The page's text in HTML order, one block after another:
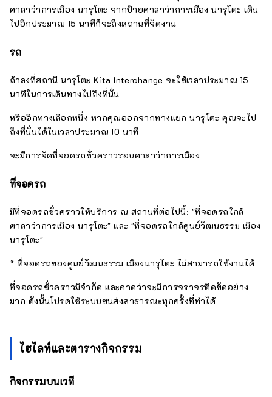
ศาลาว่าการเมือง นารุโตะ จากป้ายศาลาว่าการเมือง นารุโตะ เดิน
ไปอีกประมาณ 15 นาทีก็จะถึงสถานที่จัดงาน
รถ
ถ้าลงที่สถานี นารุโตะ Kita Interchange จะใช้เวลาประมาณ 15
นาทีในการเดินทางไปถึงที่นั่น
หรืออีกทางเลือกหนึ่ง หากคุณออกจากทางแยก นารุโตะ คุณจะไป
ถึงที่นั่นได้ในเวลาประมาณ 10 นาที
จะมีการจัดที่จอดรถชั่วคราวรอบศาลาว่าการเมือง
ที่จอดรถ
มีที่จอดรถชั่วคราวให้บริการ ณ สถานที่ต่อไปนี้: "ที่จอดรถใกล้
ศาลาว่าการเมือง นารุโตะ" และ "ที่จอดรถใกล้ศูนย์วัฒนธรรม เมือง
นารุโตะ"
* ที่จอดรถของศูนย์วัฒนธรรม เมืองนารุโตะ ไม่สามารถใช้งานได้
ที่จอดรถชั่วคราวมีจำกัด และคาดว่าจะมีการจราจรติดขัดอย่าง
มาก ดังนั้นโปรดใช้ระบบขนส่งสาธารณะทุกครั้งที่ทำได้
ไฮไลท์และตารางกิจกรรม
กิจกรรมบนเวที